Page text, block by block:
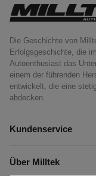
Die Geschichte von
Erfolgsgeschichte, die
Autoenthusiast das
einem der führenden
entwickelt, die eine
abdecken.
Kundenservice
Über Milltek